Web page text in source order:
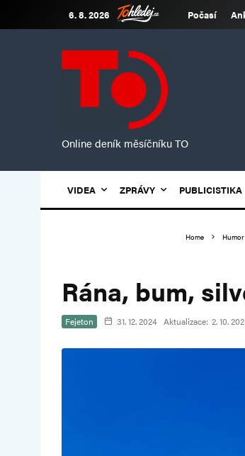
6. 8. 2026 Počasí
Online deník měsíčníku TO
VIDEA ZPRÁVY PUBLICISTIKA
Home Humor
Rána, bum,
Fejeton 31. 12. 2024 Aktualizace: 2. 10.